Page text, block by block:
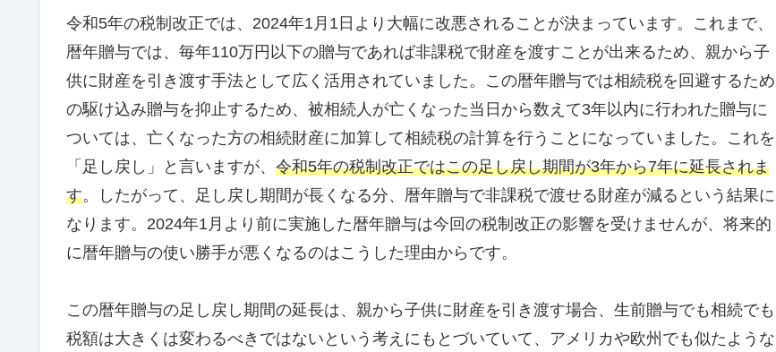
令和5年の税制改正では、2024年1月1日より大幅に改悪されることが決まっています。これまで、
暦年贈与では、毎年110万円以下の贈与であれば非課税で財産を渡すことが出来るため、親から子
供に財産を引き渡す手法として広く活用されていました。この暦年贈与では相続税を回避するため
の駆け込み贈与を抑止するため、被相続人が亡くなった当日から数えて3年以内に行われた贈与に
ついては、亡くなった方の相続財産に加算して相続税の計算を行うことになっていました。これを
「足し戻し」と言いますが、 令和5年の税制改正ではこの足し戻し期間が3年から7年に延長されま
す。したがって、足し戻し期間が長くなる分、暦年贈与で非課税で渡せる財産が減るという結果に
なります。2024年1月より前に実施した暦年贈与は今回の税制改正の影響を受けませんが、将来的
に暦年贈与の使い勝手が悪くなるのはこうした理由からです。
この暦年贈与の足し戻し期間の延長は、親から子供に財産を引き渡す場合、生前贈与でも相続でも
税額は大きくは変わるべきではないという考えにもとづいていて、アメリカや欧州でも似たような